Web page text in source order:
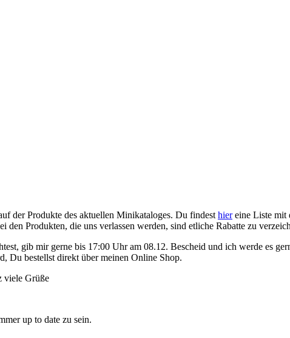
der Produkte des aktuellen Minikataloges. Du findest hiereine Liste mit
den Produkten, die uns verlassen werden, sind etliche Rabatte zu
gib mir gerne bis 17:00 Uhr am 08.12. Bescheid und ich werde es
Du bestellst direkt über meinen Online Shop.
viele Grüße
up to date zu sein.